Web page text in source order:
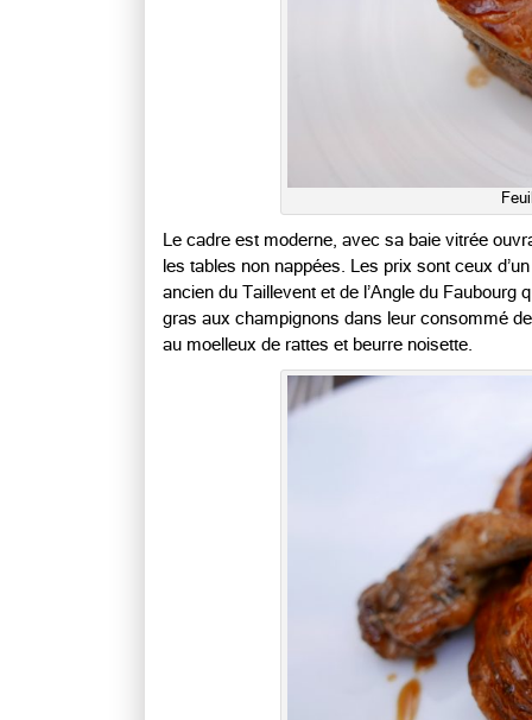
Le cadre est moderne, avec sa baie vitrée
les tables non nappées. Les prix sont ceux
ancien du Taillevent et de l’Angle du Faubourg
gras aux champignons dans leur consommé
au moelleux de rattes et beurre noisette.